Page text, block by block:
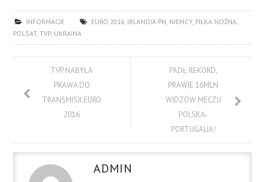
INFORMACJE EURO 2016, IRLANDIA PN, NIEMCY, PIŁKA NOŻNA,
POLSAT,TVP, UKRAINA
TVP NABYŁA
PRAWA DO
TRANSMISJI EURO
2016
PADŁ REKORD,
PRAWIE 16MLN
WIDZÓW MECZU
POLSKA-
PORTUGALIA!
ADMIN